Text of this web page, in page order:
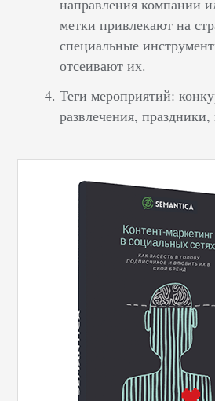
направления компании
метки привлекают на
специальные
отсеивают их.
Теги мероприятий:
развлечения,